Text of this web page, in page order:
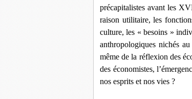
précapitalistes avant les
raison utilitaire, les
culture, les « besoins »
anthropologiques nichés
même de la réflexion des
des économistes,
nos esprits et nos vies ?